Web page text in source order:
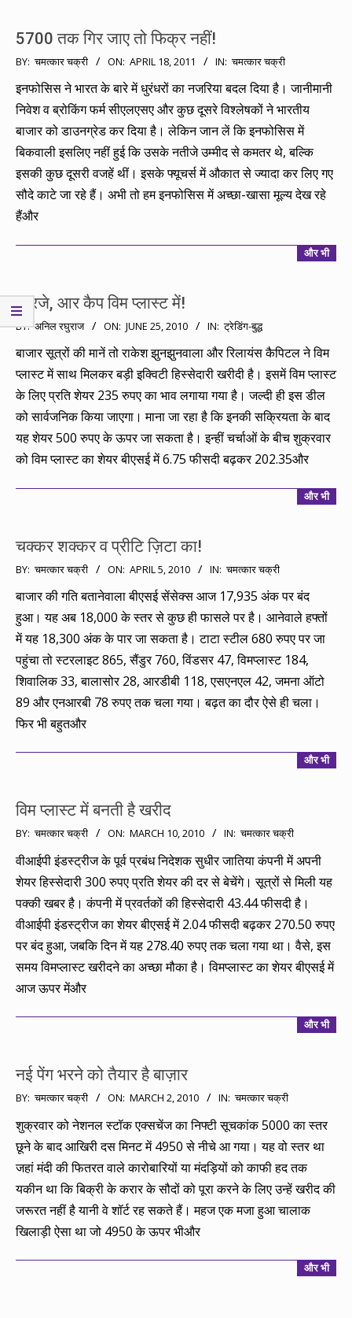
5700 तक गिर जाए तो फिक्र नहीं!
2011-
18
BY: चमत्कार चक्री ON: APRIL 18, 2011 IN: चमत्कार चक्री
इनफोसिस ने भारत के बारे में धुरंधरों का नजरिया बदल दिया है। जानीमानी
निवेश व ब्रोकिंग फर्म सीएलएसए और कुछ दूसरे विश्लेषकों ने भारतीय
बाजार को डाउनग्रेड कर दिया है। लेकिन जान लें कि इनफोसिस में
बिकवाली इसलिए नहीं हुई कि उसके नतीजे उम्मीद से कमतर थे, बल्कि
इसकी कुछ दूसरी वजहें थीं। इसके फ्यूचर्स में औकात से ज्यादा कर लिए गए
सौदे काटे जा रहे हैं। अभी तो हम इनफोसिस में अच्छा-खासा मूल्य देख रहे
हैंऔर
और भी
आरजे, आर कैप विम प्लास्ट में!
2010-
BY: अनिल रघुराज ON: JUNE 25, 2010 IN: ट्रेडिंग-बुद्ध
बाजार सूत्रों की मानें तो राकेश झुनझुनवाला और रिलायंस कैपिटल ने विम
प्लास्ट में साथ मिलकर बड़ी इक्विटी हिस्सेदारी खरीदी है। इसमें विम प्लास्ट
के लिए प्रति शेयर 235 रुपए का भाव लगाया गया है। जल्दी ही इस डील
को सार्वजनिक किया जाएगा। माना जा रहा है कि इनकी सक्रियता के बाद
यह शेयर 500 रुपए के ऊपर जा सकता है। इन्हीं चर्चाओं के बीच शुक्रवार
को विम प्लास्ट का शेयर बीएसई में 6.75 फीसदी बढ़कर 202.35और
और भी
चक्कर शक्कर व प्रीटि ज़िटा का!
2010-
BY: चमत्कार चक्री ON: APRIL 5, 2010 IN: चमत्कार चक्री
बाजार की गति बतानेवाला बीएसई सेंसेक्स आज 17,935 अंक पर बंद
हुआ। यह अब 18,000 के स्तर से कुछ ही फासले पर है। आनेवाले हफ्तों
में यह 18,300 अंक के पार जा सकता है। टाटा स्टील 680 रुपए पर जा
पहुंचा तो स्टरलाइट 865, सैंडुर 760, विंडसर 47, विमप्लास्ट 184,
शिवालिक 33, बालासोर 28, आरडीबी 118, एसएनएल 42, जमना ऑटो
89 और एनआरबी 78 रुपए तक चला गया। बढ़त का दौर ऐसे ही चला।
फिर भी बहुतऔर
और भी
विम प्लास्ट में बनती है खरीद
2010-
03-
10
BY: चमत्कार चक्री ON: MARCH 10, 2010 IN: चमत्कार चक्री
वीआईपी इंडस्ट्रीज के पूर्व प्रबंध निदेशक सुधीर जातिया कंपनी में अपनी
शेयर हिस्सेदारी 300 रुपए प्रति शेयर की दर से बेचेंगे। सूत्रों से मिली यह
पक्की खबर है। कंपनी में प्रवर्तकों की हिस्सेदारी 43.44 फीसदी है।
वीआईपी इंडस्ट्रीज का शेयर बीएसई में 2.04 फीसदी बढ़कर 270.50 रुपए
पर बंद हुआ, जबकि दिन में यह 278.40 रुपए तक चला गया था। वैसे, इस
समय विमप्लास्ट खरीदने का अच्छा मौका है। विमप्लास्ट का शेयर बीएसई में
आज ऊपर मेंऔर
और भी
नई पेंग भरने को तैयार है बाज़ार
2010-
02
BY: चमत्कार चक्री ON: MARCH 2, 2010 IN: चमत्कार चक्री
शुक्रवार को नेशनल स्टॉक एक्सचेंज का निफ्टी सूचकांक 5000 का स्तर
छूने के बाद आखिरी दस मिनट में 4950 से नीचे आ गया। यह वो स्तर था
जहां मंदी की फितरत वाले कारोबारियों या मंदड़ियों को काफी हद तक
यकीन था कि बिक्री के करार के सौदों को पूरा करने के लिए उन्हें खरीद की
जरूरत नहीं है यानी वे शॉर्ट रह सकते हैं। महज एक मजा हुआ चालाक
खिलाड़ी ऐसा था जो 4950 के ऊपर भीऔर
और भी